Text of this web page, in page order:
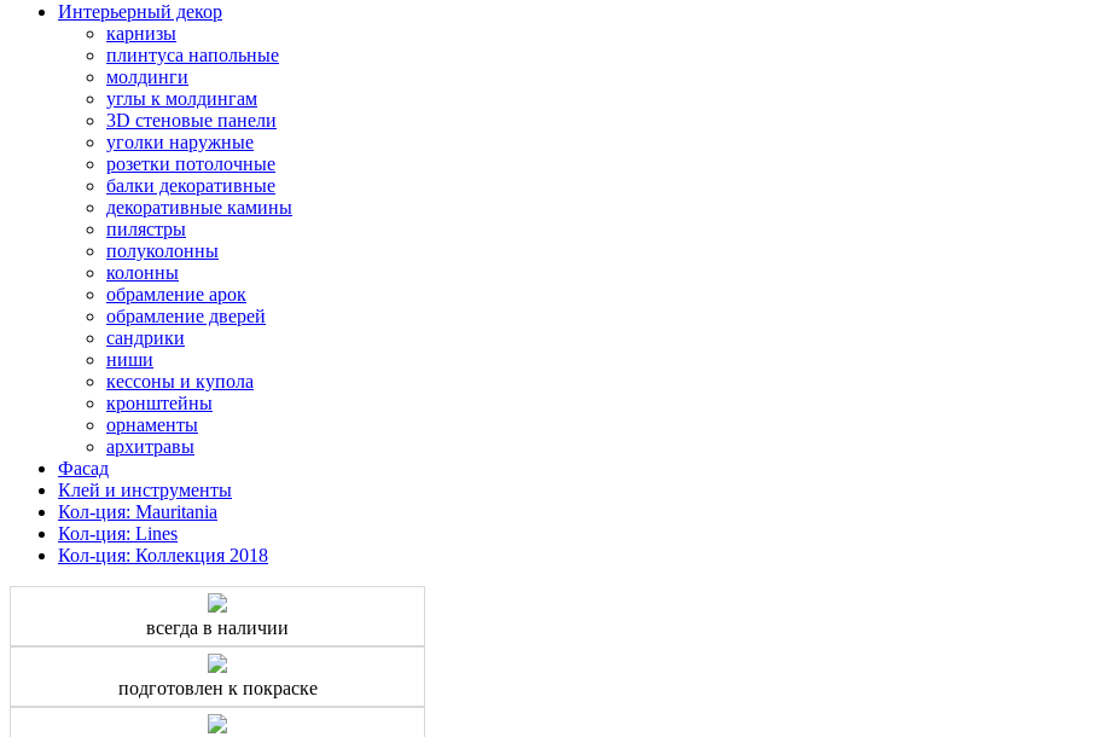
Интерьерный декор
карнизы
плинтуса напольные
молдинги
углы к молдингам
3D стеновые панели
уголки наружные
розетки потолочные
балки декоративные
декоративные камины
пилястры
полуколонны
колонны
обрамление арок
обрамление дверей
сандрики
ниши
кессоны и купола
кронштейны
орнаменты
архитравы
Фасад
Клей и инструменты
Кол-ция: Mauritania
Кол-ция: Lines
Кол-ция: Коллекция 2018
всегда в наличии
подготовлен к покраске